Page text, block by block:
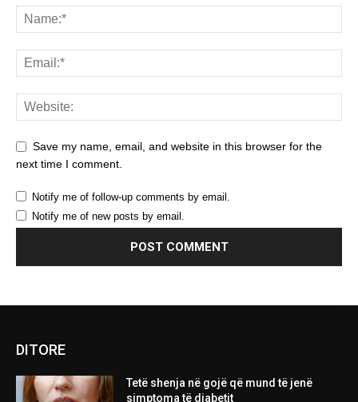
Save my name, email, and website in this browser for the
next time I comment.
Notify me of follow-up comments by email.
Notify me of new posts by email.
DITORE
Tetë shenja në gojë që mund të jenë
simptoma të diabetit